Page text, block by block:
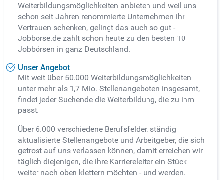
Weiterbildungsmöglichkeiten anbieten und weil uns
schon seit Jahren renommierte Unternehmen ihr
Vertrauen schenken, gelingt das auch so gut -
Jobbörse.de zählt schon heute zu den besten 10
Jobbörsen in ganz Deutschland.
Unser Angebot
Mit weit über 50.000 Weiterbildungsmöglichkeiten
unter mehr als 1,7 Mio. Stellenangeboten insgesamt,
findet jeder Suchende die Weiterbildung, die zu ihm
passt.
Über 6.000 verschiedene Berufsfelder, ständig
aktualisierte Stellenangebote und Arbeitgeber, die sich
getrost auf uns verlassen können, damit erreichen wir
täglich diejenigen, die ihre Karriereleiter ein Stück
weiter nach oben klettern möchten - und werden.